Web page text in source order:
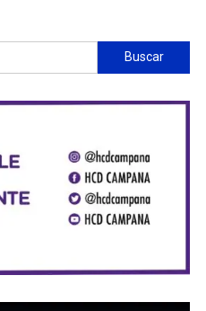
Buscar: